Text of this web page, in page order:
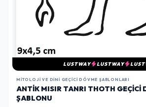
LUSTWAY LUSTWAY
MITOLOJI VE DINI GEÇICI DÖVME ŞABLONLARI
ANTIK MISIR TANRI THOTH GEÇICI
ŞABLONU